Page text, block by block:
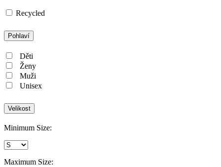
Recycled
Pohlaví
Děti
Ženy
Muži
Unisex
Velikost
Minimum Size:
Maximum Size: